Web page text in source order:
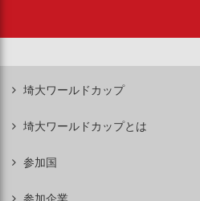
埼大ワールドカップ
埼大ワールドカップとは
参加国
参加企業